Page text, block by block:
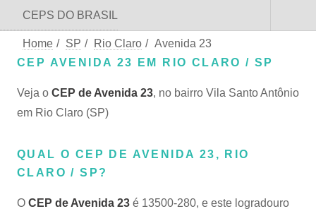
CEPS DO BRASIL
Home / SP / Rio Claro / Avenida 23
CEP AVENIDA 23 EM RIO CLARO / SP
Veja o CEP de Avenida 23, no bairro Vila Santo Antônio
em Rio Claro (SP)
QUAL O CEP DE AVENIDA 23, RIO
CLARO / SP?
O CEP de Avenida 23 é 13500-280, e este logradouro